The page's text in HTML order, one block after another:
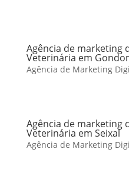
Agência de marketing
Veterinária em
Agência de Marketing
Agência de marketing
Veterinária em Seixal
Agência de Marketing